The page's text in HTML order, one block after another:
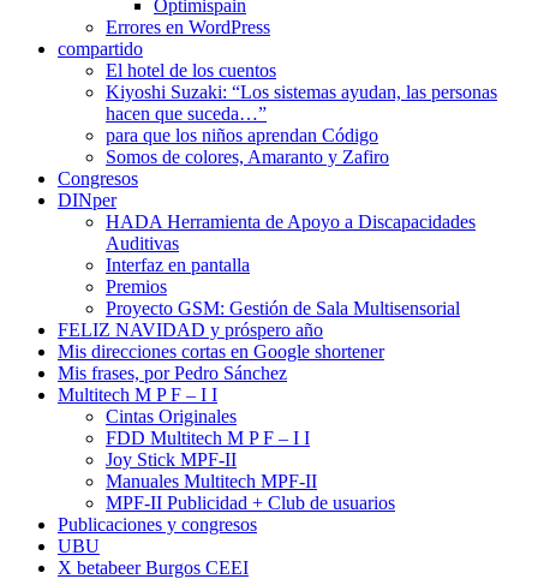
Optimispain
Errores en WordPress
compartido
El hotel de los cuentos
Kiyoshi Suzaki: “Los sistemas ayudan, las personas
hacen que suceda…”
para que los niños aprendan Código
Somos de colores, Amaranto y Zafiro
Congresos
DINper
HADA Herramienta de Apoyo a Discapacidades
Auditivas
Interfaz en pantalla
Premios
Proyecto GSM: Gestión de Sala Multisensorial
FELIZ NAVIDAD y próspero año
Mis direcciones cortas en Google shortener
Mis frases, por Pedro Sánchez
Multitech M P F – I I
Cintas Originales
FDD Multitech M P F – I I
Joy Stick MPF-II
Manuales Multitech MPF-II
MPF-II Publicidad + Club de usuarios
Publicaciones y congresos
UBU
X betabeer Burgos CEEI